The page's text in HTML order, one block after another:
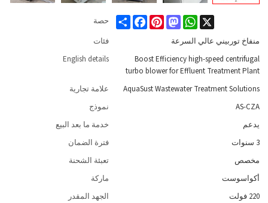
حصة Share
FacebookPinterestMastodonWhatsApp
X
فئات
منفاخ توربيني عالي السرعة
English details
Boost Efficiency high-speed centrifugal
turbo blower for Effluent Treatment Plant
علامة تجارية
AquaSust Wastewater Treatment Solutions
نموذج
AS-CZA
خدمة ما بعد البيع
يدعم
فترة الضمان
3 سنوات
تعبئة الشحنة
مخصص
ماركة
أكواسوست
الجهد المقدر
220 فولت